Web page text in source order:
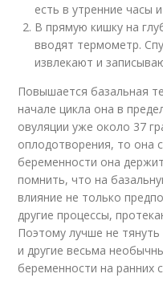
есть в утренние часы
В прямую кишку на
вводят термометр.
извлекают и
Повышается базальная
начале цикла она в
овуляции уже около 37
оплодотворения, то она
беременности она
помнить, что на
влияние не только
другие процессы,
Поэтому лучше не
и другие весьма
беременности на ранних